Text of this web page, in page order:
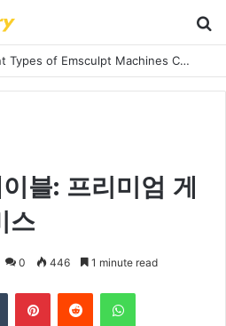
Understanding Fire Hydrant Systems and Their Importance
블: 프리미엄 게
스
0 446 1 minute read
Tumblr PinterestReddit WhatsApp